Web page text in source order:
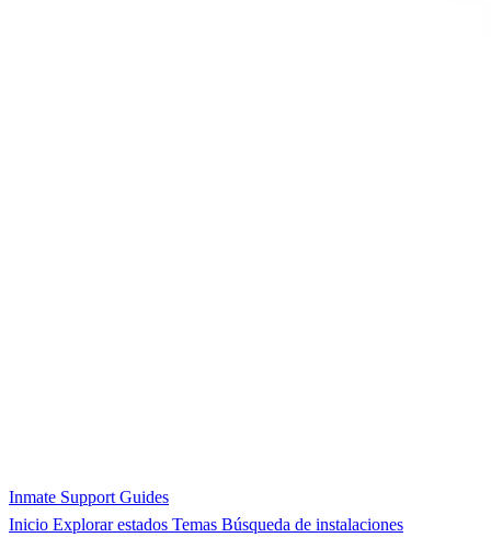
Inmate Support Guides
Inicio Explorar estados Temas Búsqueda de instalaciones